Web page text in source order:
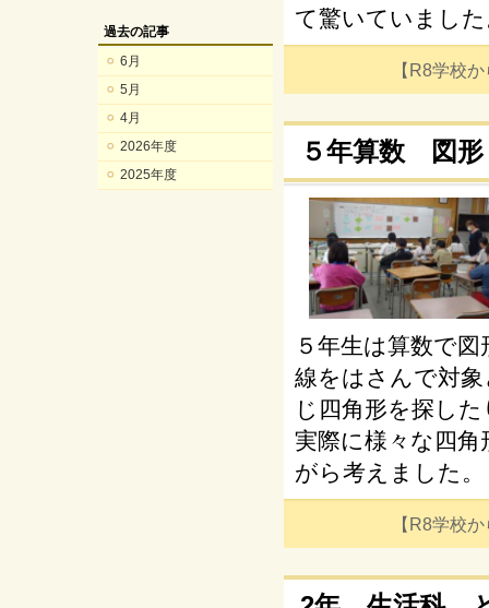
過去の記事
6月
5月
4月
2026年度
2025年度
て驚いていまし
【R8学校
５年算数 図形
５年生は算数で
線をはさんで対
じ四角形を探し
実際に様々な四
がら考えました。
【R8学校